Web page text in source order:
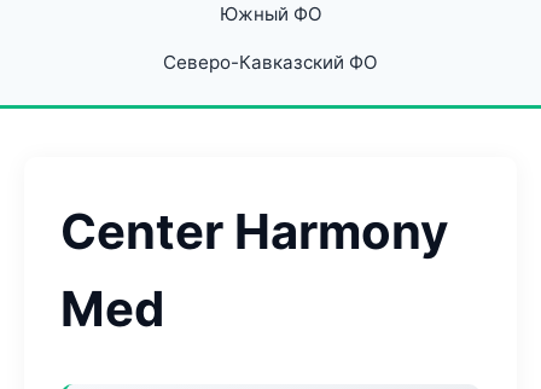
Южный ФО
Северо-Кавказский ФО
Center Harmony
Med